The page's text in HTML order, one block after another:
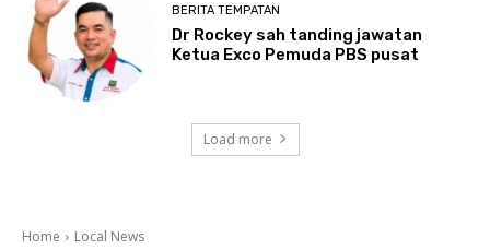
BERITA TEMPATAN
Dr Rockey sah tanding jawatan
Ketua Exco Pemuda PBS pusat
Load more